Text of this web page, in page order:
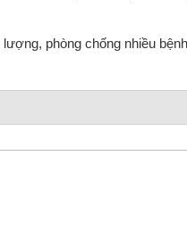
phòng chống nhiều